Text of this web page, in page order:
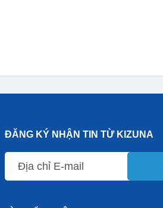
ĐĂNG KÝ NHẬN TIN TỪ KIZUNA